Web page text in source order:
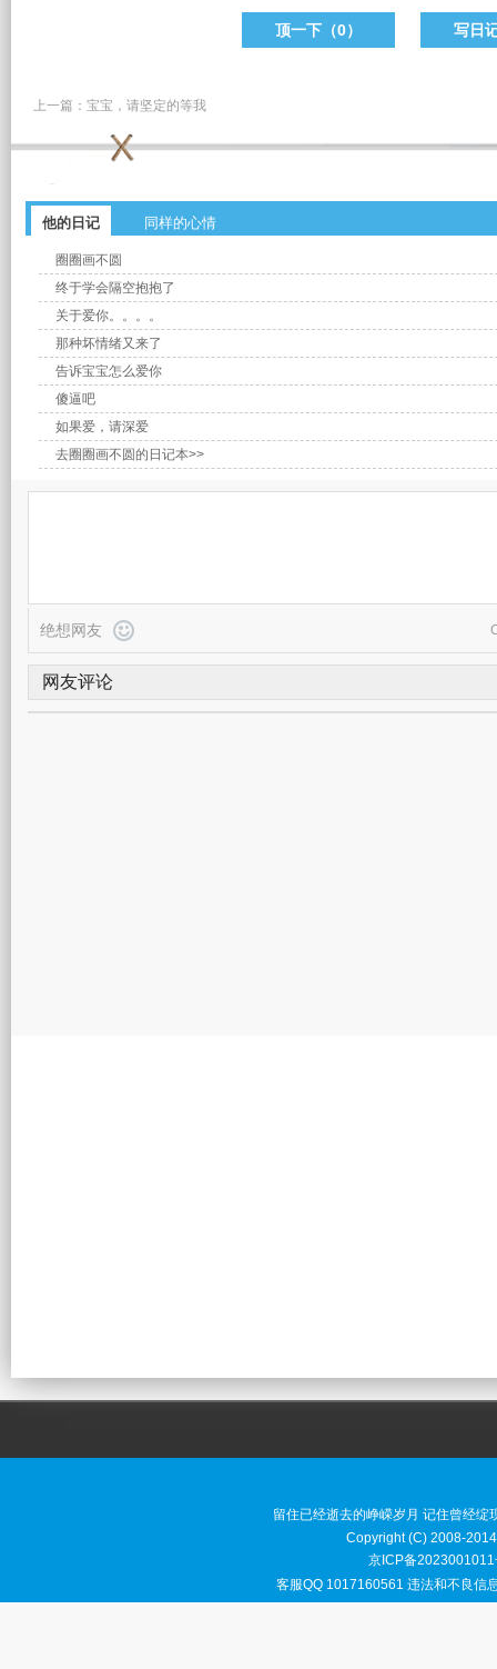
顶一下（0） 写日
上一篇： 宝宝，请坚定的等我
他的日记 同样的心情
圈圈画不圆
终于学会隔空抱抱了
关于爱你。。。。
那种坏情绪又来了
告诉宝宝怎么爱你
傻逼吧
如果爱，请深爱
去圈圈画不圆的日记本>>
留住已经逝去的峥嵘岁月 记住曾经绽
Copyright (C) 2008-
京ICP备
客服QQ 1017160561 违法和不良信